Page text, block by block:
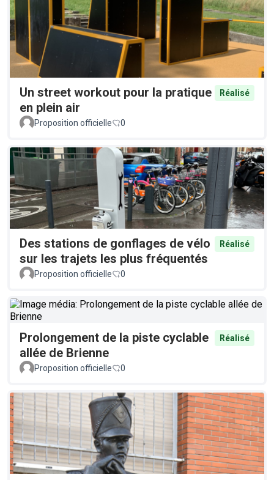
Un street workout pour la pratique
en plein air
Réalisé
Proposition officielle 0
Des stations de gonflages de vélo
sur les trajets les plus fréquentés
Réalisé
Proposition officielle 0
Prolongement de la piste cyclable
allée de Brienne
Réalisé
Proposition officielle 0